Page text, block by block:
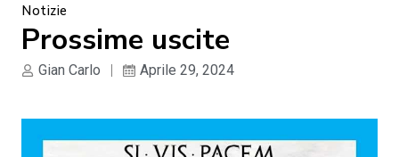
Notizie
Prossime uscite
Gian Carlo Aprile 29, 2024